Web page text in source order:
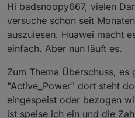
Hi badsnoopy667, vielen
versuche schon seit
auszulesen. Huawei macht
einfach. Aber nun läuft es.
Zum Thema Überschuss, es
"Active_Power" dort steht
eingespeist oder bezogen
ist speise ich ein und die